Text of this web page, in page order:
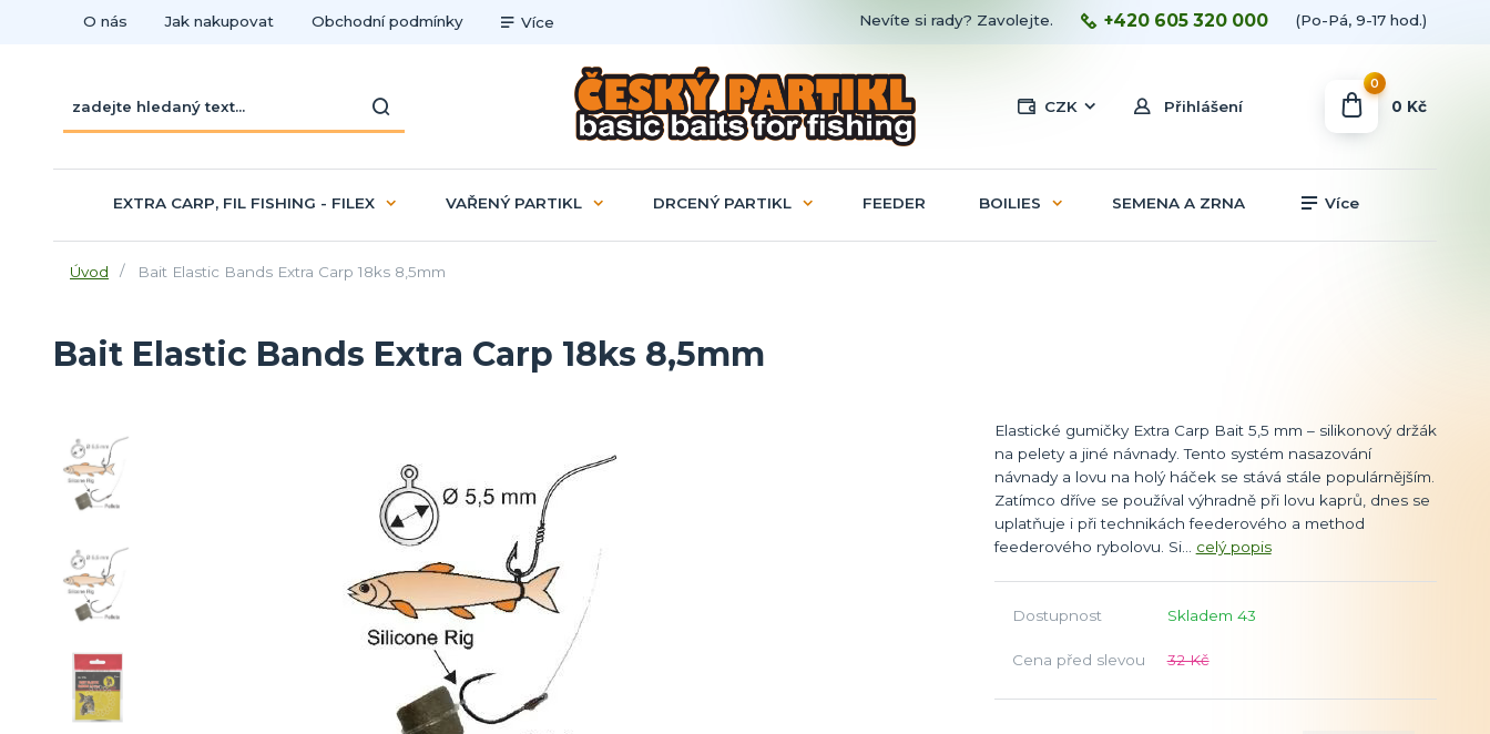
O nás Jak nakupovat Obchodní podmínky Více
CZK Přihlášení
Nevíte si rady? Zavolejte. +420 605 320 000 (Po-Pá, 9-17 hod.)
0
0 Kč
EXTRA CARP, FIL FISHING - FILEX VAŘENÝ PARTIKL DRCENÝ PARTIKL FEEDER BOILIES SEMENA A ZRNA Více
Úvod Bait Elastic Bands Extra Carp 18ks 8,5mm
Bait Elastic Bands Extra Carp 18ks 8,5mm
Elastické gumičky Extra Carp Bait 5,5 mm – silikonový držák
na pelety a jiné návnady. Tento systém nasazování
návnady a lovu na holý háček se stává stále populárnějším.
Zatímco dříve se používal výhradně při lovu kaprů, dnes se
uplatňuje i při technikách feederového a method
feederového rybolovu. Si... celý popis
Dostupnost Skladem 43
Cena před slevou 32 Kč